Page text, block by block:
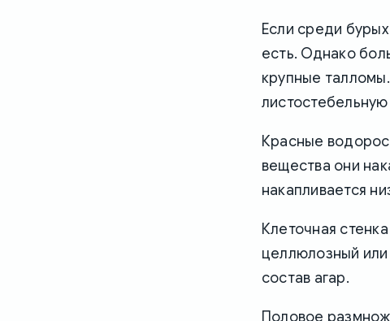
Если среди
есть. Однако
крупные
Красные
вещества они
накапливается
Клеточная
целлюлозный
состав агар.
Половое